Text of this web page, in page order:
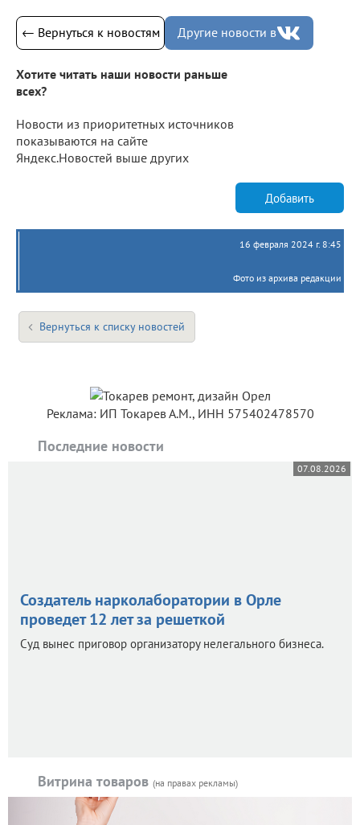
← Вернуться к новостям Другие новости в
Хотите читать наши новости раньше
всех?
Новости из приоритетных источников
показываются на сайте
Яндекс.Новостей выше других
Добавить
16 февраля 2024 г. 8:45
Фото из архива редакции
Вернуться к списку новостей
Реклама: ИП Токарев А.М., ИНН 575402478570
Последние новости
07.08.2026
Создатель нарколаборатории в Орле
проведет 12 лет за решеткой
Суд вынес приговор организатору нелегального бизнеса.
Витрина товаров (на правах рекламы)